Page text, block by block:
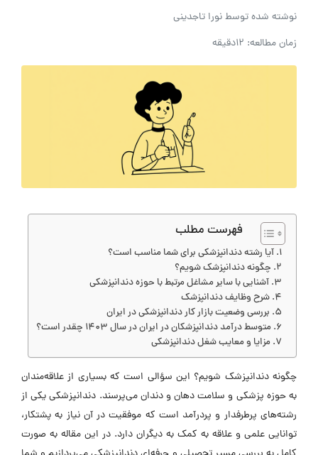
نوشته شده توسطنورا تاجدینی
زمان مطالعه: 12دقیقه
فهرست مطلب
آیا رشته دندانپزشکی برای شما مناسب است؟
چگونه دندانپزشک شویم؟
آشنایی با سایر مشاغل مرتبط با حوزه دندانپزشکی
شرح وظایف دندانپزشک
بررسی وضعیت بازار کار دندانپزشکی در ایران
متوسط درآمد دندانپزشکان در ایران در سال 1403 چقدر است؟
مزایا و معایب شغل دندانپزشکی
چگونه دندانپزشک شویم؟ این سؤالی است که بسیاری از علاقه‌مندان
به حوزه پزشکی و سلامت دهان و دندان می‌پرسند. دندانپزشکی یکی از
رشته‌های پرطرفدار و پردرآمد است که موفقیت در آن نیاز به پشتکار،
توانایی علمی و علاقه به کمک به دیگران دارد. در این مقاله به صورت